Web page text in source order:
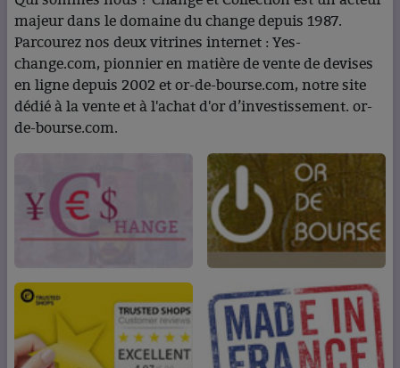
majeur dans le domaine du change depuis 1987.
Parcourez nos deux vitrines internet : Yes-
change.com, pionnier en matière de vente de devises
en ligne depuis 2002 et or-de-bourse.com, notre site
dédié à la vente et à l'achat d'or d’investissement. or-
de-bourse.com.